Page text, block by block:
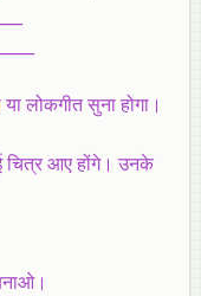
लोकगीत सुना होगा।
चित्र आए होंगे। उनके